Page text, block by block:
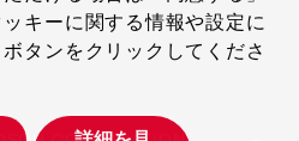
キーに関する情報や設定に
タンをクリックしてくださ